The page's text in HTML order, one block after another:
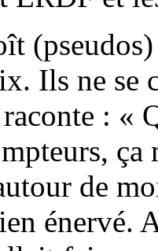
Ils ne se
: «
ça
de
énervé.